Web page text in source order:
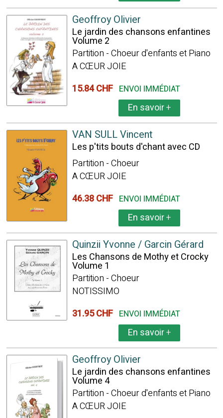
Geoffroy Olivier
Le jardin des chansons enfantines
Volume 2
Partition - Choeur d'enfants et Piano
A CŒUR JOIE
15.84 CHF ENVOI IMMÉDIAT
En savoir+
VAN SULL Vincent
Les p'tits bouts d'chant avec CD
Partition - Choeur
A CŒUR JOIE
46.38 CHF ENVOI IMMÉDIAT
En savoir+
Quinzii Yvonne / Garcin Gérard
Les Chansons de Mothy et Crocky
Volume 1
Partition - Choeur
NOTISSIMO
31.95 CHF ENVOI IMMÉDIAT
En savoir+
Geoffroy Olivier
Le jardin des chansons enfantines
Volume 4
Partition - Choeur d'enfants et Piano
A CŒUR JOIE